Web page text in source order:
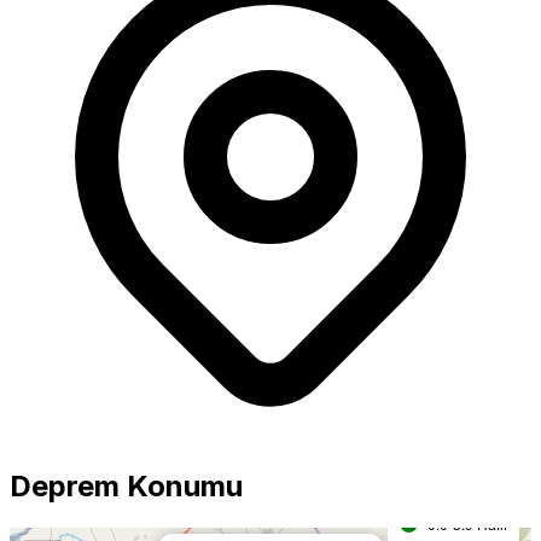
Deprem Konumu
0.0-3.9 Hafif